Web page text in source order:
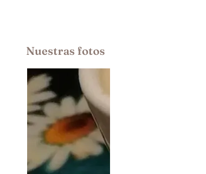
Nuestras fotos